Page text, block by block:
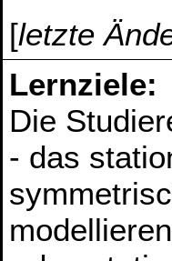
[letzte
Lernziele:
Die
- das
modellieren